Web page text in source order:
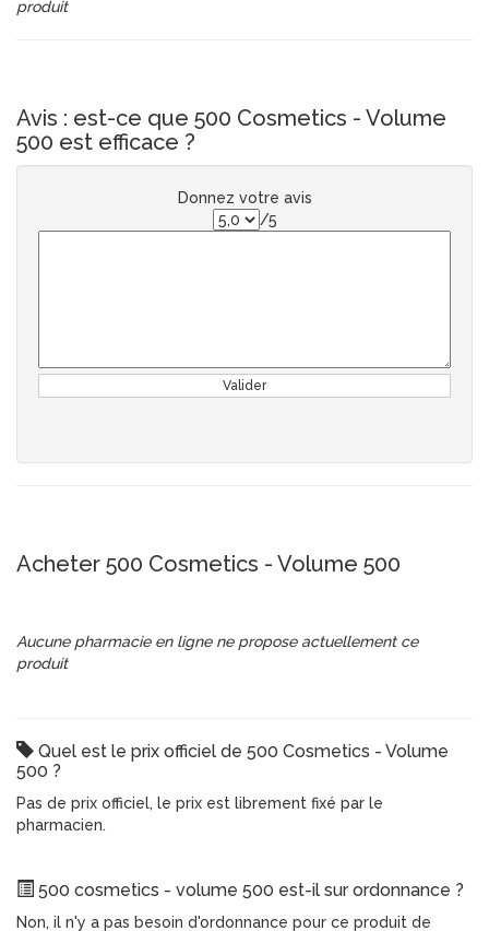
produit
Avis : est-ce que 500 Cosmetics - Volume
500 est efficace ?
Donnez votre avis
/5
Valider
Acheter 500 Cosmetics - Volume 500
Aucune pharmacie en ligne ne propose actuellement ce
produit
Quel est le prix officiel de 500 Cosmetics - Volume
500 ?
Pas de prix officiel, le prix est librement fixé par le
pharmacien.
500 cosmetics - volume 500 est-il sur ordonnance ?
Non, il n'y a pas besoin d'ordonnance pour ce produit de